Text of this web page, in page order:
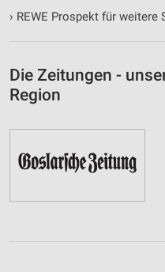
› REWE Prospekt für weitere
Die Zeitungen -
Region